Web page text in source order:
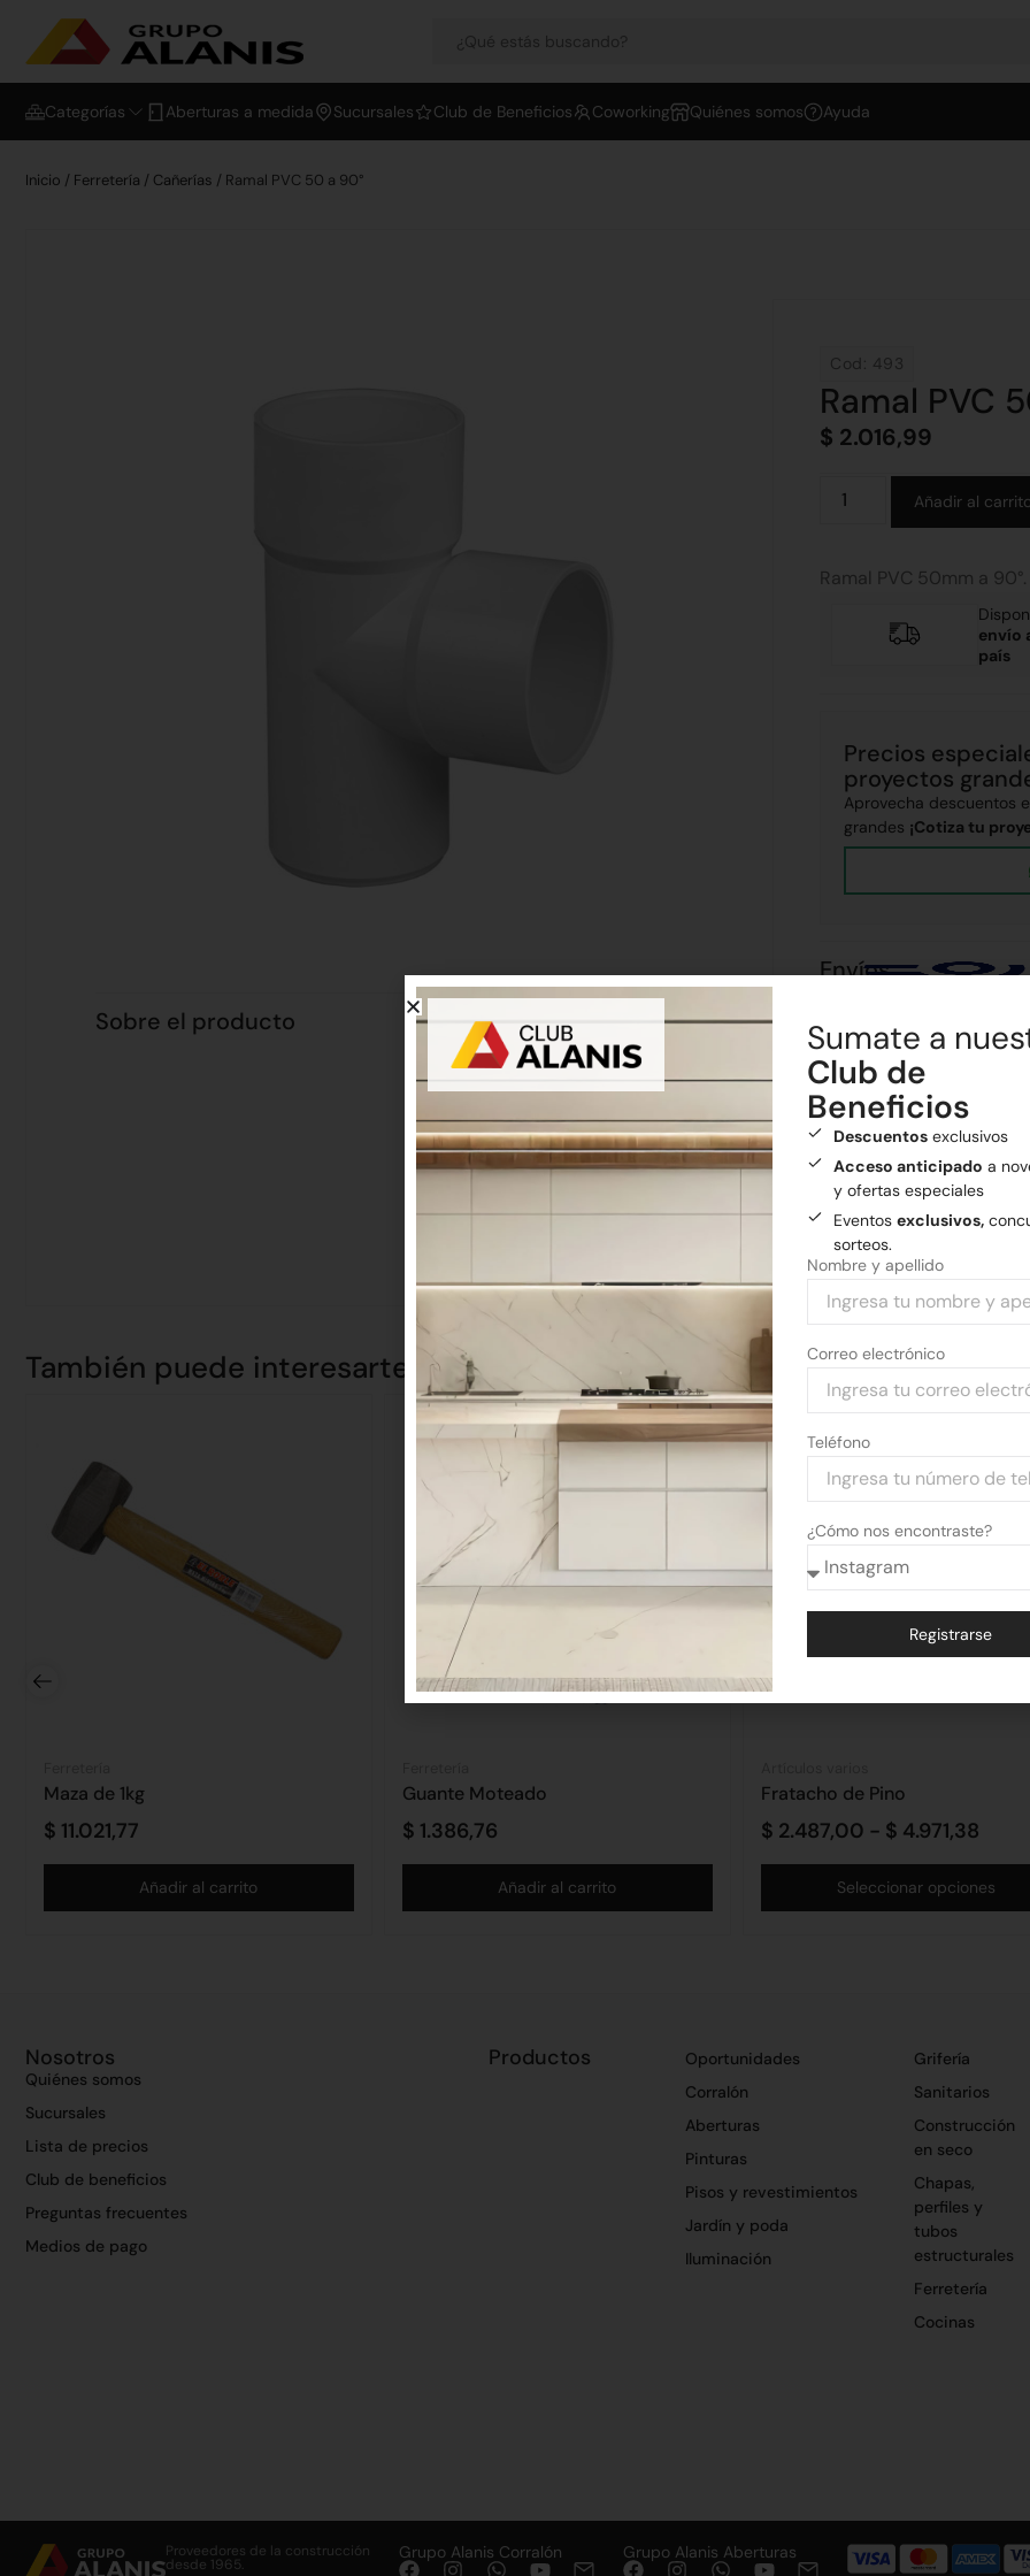
Categorías Aberturas a medida Sucursales Club de Beneficios Coworking Quiénes somos Ayuda
Inicio / Ferretería / Cañerías / Ramal PVC 50 a 90°
Sobre el producto
Cod: 493
Ramal PVC
$ 2.016,99
Añadir al
Ramal PVC 50mm a 90°.
envío
país
Precios
proyectos
Aprovecha descuentos
grandes ¡Cotiza tu
Envíos
Realizamos envíos a todo
Envío gratis a
Medios de pago
Pagá tu compra con
También puede interesarte
Maza de 1kg
$ 11.021,77
Añadir al carrito
Guante Moteado
$ 1.386,76
Añadir al carrito
Fratacho de Pino
$ 2.487,00 - $ 4.971,38
Seleccionar opciones
Nosotros
Quiénes somos
Sucursales
Lista de precios
Club de beneficios
Preguntas frecuentes
Medios de pago
Productos
Oportunidades
Corralón
Aberturas
Pinturas
Pisos y revestimientos
Jardín y poda
Iluminación
Grifería
Sanitarios
Construcción
en seco
Chapas,
perfiles y
tubos
estructurales
Ferretería
Cocinas
Proveedores de la construcción
desde 1965.
Grupo Alanis Corralón Grupo Alanis Aberturas
Sumate a
Club de
Beneficios
Descuentosexclusivos
Acceso anticipado a
y ofertas especiales
Eventos exclusivos,
sorteos.
Nombre y apellido
Correo electrónico
Teléfono
¿Cómo nos encontraste?
Registrarse